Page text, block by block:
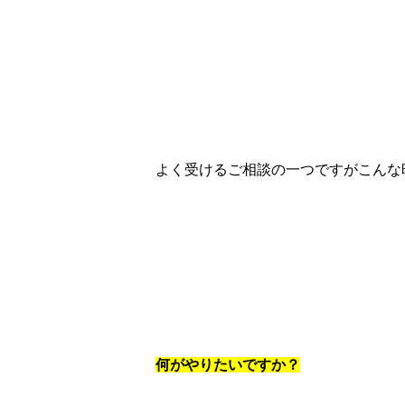
よく受けるご相談の一つですがこんな
何がやりたいですか？